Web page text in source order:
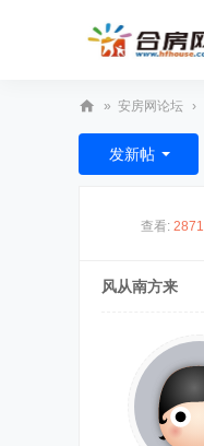
合
房
» 安房网论坛 ›
发新帖
查看: 2871
风从南方来